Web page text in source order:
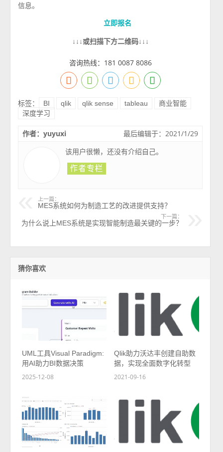
信息。
立即报名
↓↓↓或扫描下方二维码↓↓↓
咨询热线：181 0087 8086
标签： BI qlik qlik sense tableau
商业智能
深度学习
最后编辑于：2021/1/29
作者：yuyuxi
该用户很懒，还没有介绍自己。
上一篇：
MES系统如何为制造工艺的改进提供支持？
下一篇：
为什么说上MES系统是实现智能制造最关键的一步？
猜你喜欢
UML工具Visual Paradigm:
用AI助力BI数据决策
2025-12-08
Qlik助力沃达丰创建自助数
据，实现全面数字化转型
2021-09-16